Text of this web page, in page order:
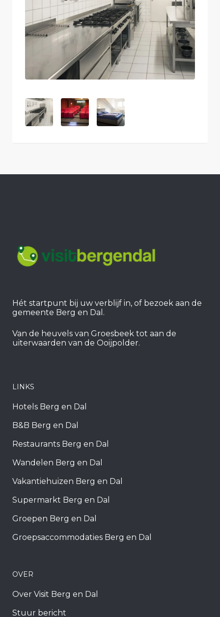
Hét startpunt bij uw verblijf in, of bezoek aan de
gemeente Berg en Dal.
Van de heuvels van Groesbeek tot aan de
uiterwaarden van de Ooijpolder.
LINKS
Hotels Berg en Dal
B&B Berg en Dal
Restaurants Berg en Dal
Wandelen Berg en Dal
Vakantiehuizen Berg en Dal
Supermarkt Berg en Dal
Groepen Berg en Dal
Groepsaccommodaties Berg en Dal
OVER
Over Visit Berg en Dal
Stuur bericht